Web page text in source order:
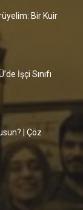
Bir Kuir
İşçi Sınıfı
| Çöz